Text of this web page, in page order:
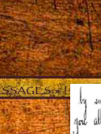
» !